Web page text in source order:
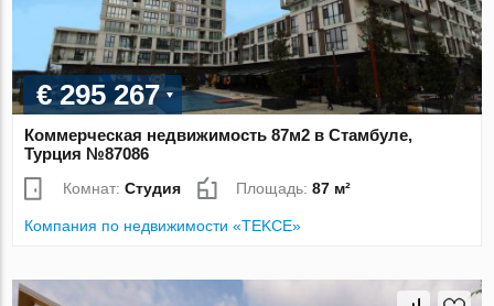
€ 295 267
Коммерческая недвижимость 87м2 в Стамбуле,
Турция №87086
Комнат:Студия Площадь:87 м²
Компания по недвижимости «TEKCE»